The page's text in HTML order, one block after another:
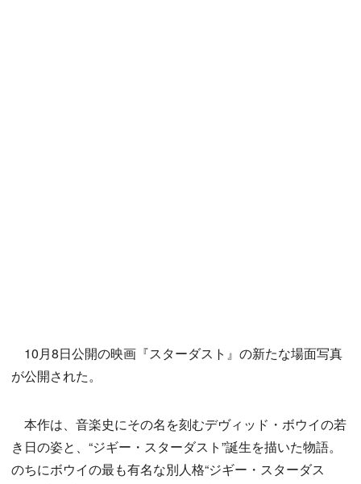
10月8日公開の映画『スターダスト』の新たな場面写真
が公開された。
本作は、音楽史にその名を刻むデヴィッド・ボウイの若
き日の姿と、“ジギー・スターダスト”誕生を描いた物語。
のちにボウイの最も有名な別人格“ジギー・スターダス